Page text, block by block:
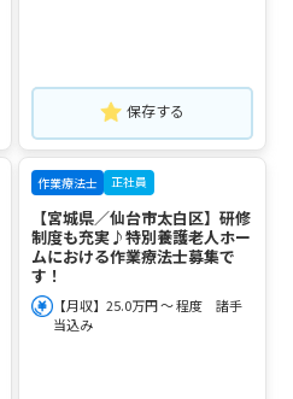
保存する
作業療法士 正社員
【宮城県／仙台市太白区】研修
制度も充実♪特別養護老人ホー
ムにおける作業療法士募集で
す！
【月収】25.0万円 ～ 程度 諸手
当込み